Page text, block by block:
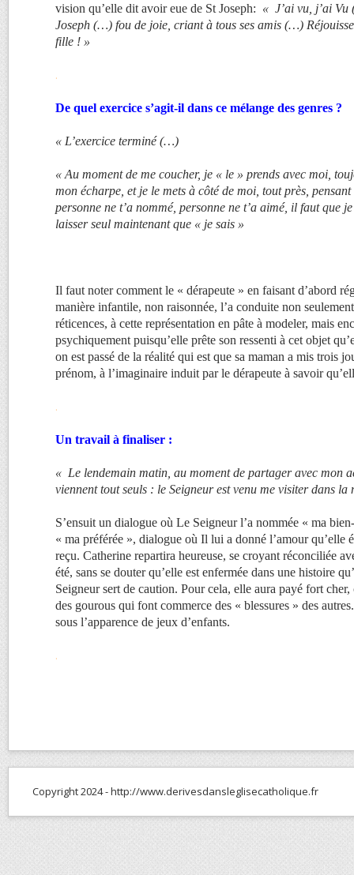
vision qu’elle dit avoir eue de St Joseph: « J’ai vu, j’ai
Joseph (…) fou de joie, criant à tous ses amis (…)
fille ! »
.
De quel exercice s’agit-il dans ce mélange des genres ?
« L’exercice terminé (…)
« Au moment de me coucher, je « le » prends avec moi,
mon écharpe, et je le mets à côté de moi, tout près,
personne ne t’a nommé, personne ne t’a aimé, il faut que
laisser seul maintenant que « je sais »
Il faut noter comment le « dérapeute » en faisant d’abord
manière infantile, non raisonnée, l’a conduite non
réticences, à cette représentation en pâte à modeler, mais
psychiquement puisqu’elle prête son ressenti à cet objet
on est passé de la réalité qui est que sa maman a mis trois
prénom, à l’imaginaire induit par le dérapeute à savoir
.
Un travail à finaliser :
« Le lendemain matin, au moment de partager avec mon
viennent tout seuls : le Seigneur est venu me visiter dans
S’ensuit un dialogue où Le Seigneur l’a nommée « ma
« ma préférée », dialogue où Il lui a donné l’amour qu’elle
reçu. Catherine repartira heureuse, se croyant réconciliée
été, sans se douter qu’elle est enfermée dans une histoire
Seigneur sert de caution. Pour cela, elle aura payé fort
des gourous qui font commerce des « blessures » des
sous l’apparence de jeux d’enfants.
.
Copyright 2024 - http://www.derivesdansleglisecatholique.fr